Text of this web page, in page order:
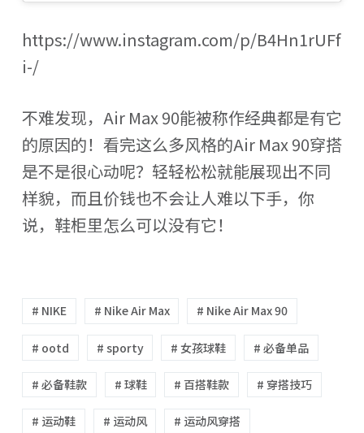
https://www.instagram.com/p/B4Hn1rUFf
i-/
不难发现，Air Max 90能被称作经典都是有它
的原因的！看完这么多风格的Air Max 90穿搭
是不是很心动呢？轻轻松松就能展现出不同
样貌，而且价钱也不会让人难以下手，你
说，鞋柜里怎么可以没有它！
# NIKE # Nike Air Max # Nike Air Max 90
# ootd # sporty # 女孩球鞋 # 必备单品
# 必备鞋款 # 球鞋 # 百搭鞋款 # 穿搭技巧
# 运动鞋 # 运动风 # 运动风穿搭